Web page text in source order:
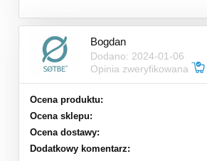
Bogdan
Dodano: 2024-01-06
Opinia zweryfikowana
Ocena produktu:
Ocena sklepu:
Ocena dostawy:
Dodatkowy komentarz: